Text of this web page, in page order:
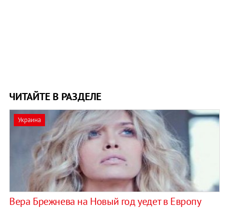
ЧИТАЙТЕ В РАЗДЕЛЕ
Украина
Вера Брежнева на Новый год уедет в Европу